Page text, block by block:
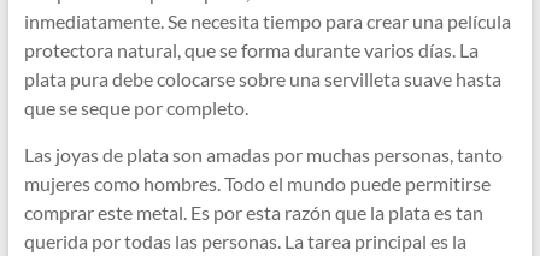
inmediatamente. Se necesita tiempo para crear una película
protectora natural, que se forma durante varios días. La
plata pura debe colocarse sobre una servilleta suave hasta
que se seque por completo.
Las joyas de plata son amadas por muchas personas, tanto
mujeres como hombres. Todo el mundo puede permitirse
comprar este metal. Es por esta razón que la plata es tan
querida por todas las personas. La tarea principal es la